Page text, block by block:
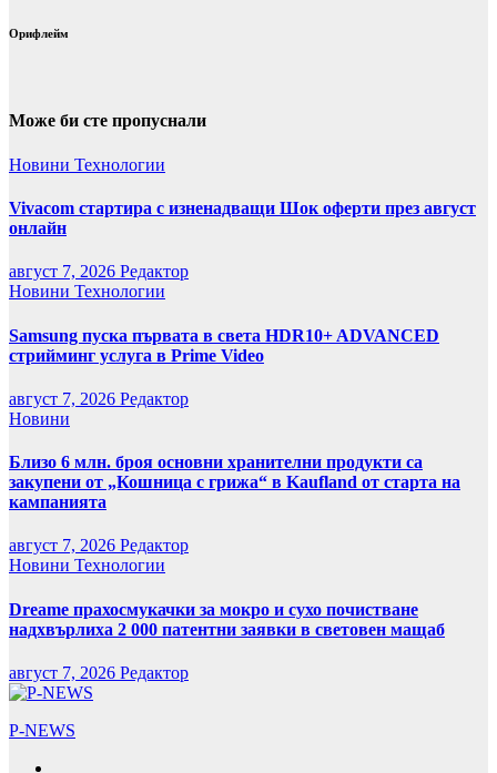
Орифлейм
Може би сте пропуснали
Новини Технологии
Vivacom стартира с изненадващи Шок оферти през август
онлайн
август 7, 2026 Редактор
Новини Технологии
Samsung пуска първата в света HDR10+ ADVANCED
стрийминг услуга в Prime Video
август 7, 2026 Редактор
Новини
Близо 6 млн. броя основни хранителни продукти са
закупени от „Кошница с грижа“ в Kaufland от старта на
кампанията
август 7, 2026 Редактор
Новини Технологии
Dreame прахосмукачки за мокро и сухо почистване
надхвърлиха 2 000 патентни заявки в световен мащаб
август 7, 2026 Редактор
P-NEWS